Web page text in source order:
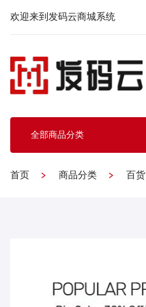
欢迎来到发码云商城系统
全部商品分类
首页 商品分类 百货